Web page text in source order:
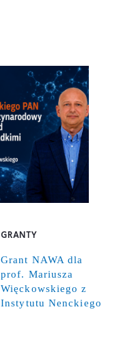
GRANTY
Grant NAWA dla
prof. Mariusza
Więckowskiego z
Instytutu Nenckiego